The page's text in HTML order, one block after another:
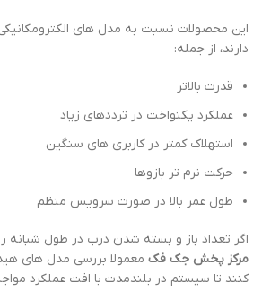
این محصولات نسبت به مدل های
دارند، از جمله:
قدرت بالاتر
عملکرد یکنواخت در ترددهای زیاد
استهلاک کمتر در کاربری های سنگین
حرکت نرم تر بازوها
طول عمر بالا در صورت سرویس منظم
اگر تعداد باز و بسته شدن درب در طول شبانه
مرکز پخش جک فک معمولا بررسی مدل های
کنند تا سیستم در بلندمدت با افت عملکرد